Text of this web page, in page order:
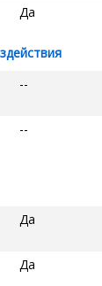
Да
--
--
Да
Да